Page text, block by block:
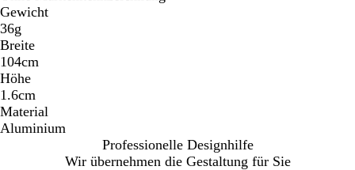
Gewicht
36g
Breite
104cm
Höhe
1.6cm
Material
Aluminium
Professionelle Designhilfe
Wir übernehmen die Gestaltung für Sie